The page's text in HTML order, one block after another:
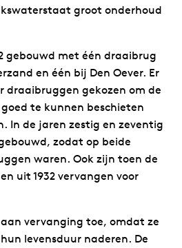
groot onderhoud
gebouwd met één draaibrug
en één bij Den Oever. Er
draaibruggen gekozen om de
te kunnen beschieten
In de jaren zestig en zeventig
zodat op beide
waren. Ook zijn toen de
uit 1932 vervangen voor
vervanging toe, omdat ze
levensduur naderen. De